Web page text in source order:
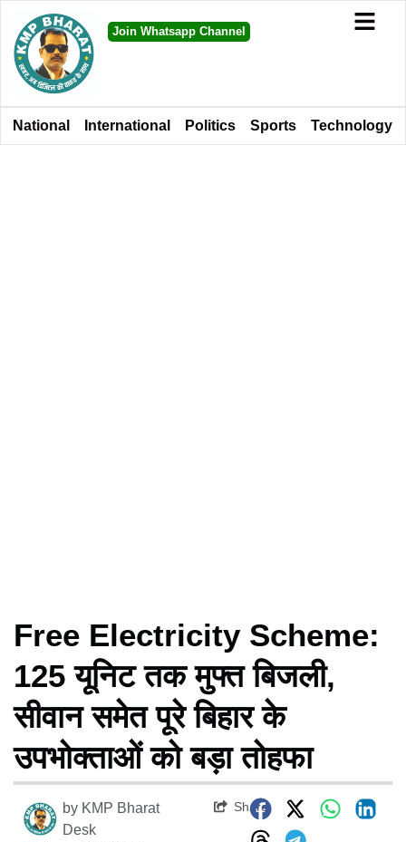
Join Whatsapp Channel
National International Politics Sports Technology
Free Electricity Scheme:
125 यूनिट तक मुफ्त बिजली,
सीवान समेत पूरे बिहार के
उपभोक्ताओं को बड़ा तोहफा
by KMP Bharat
Desk
Share